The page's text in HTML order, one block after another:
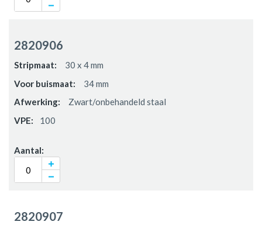
2820906
30 x 4 mm
34 mm
Zwart/onbehandeld staal
100
2820907